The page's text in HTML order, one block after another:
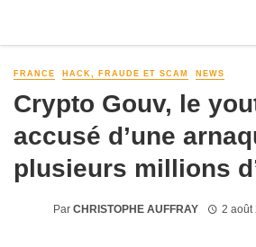
FRANCE HACK, FRAUDE ET SCAM NEWS
Crypto Gouv, le
accusé d’une
plusieurs millions
Par CHRISTOPHE AUFFRAY 2 août